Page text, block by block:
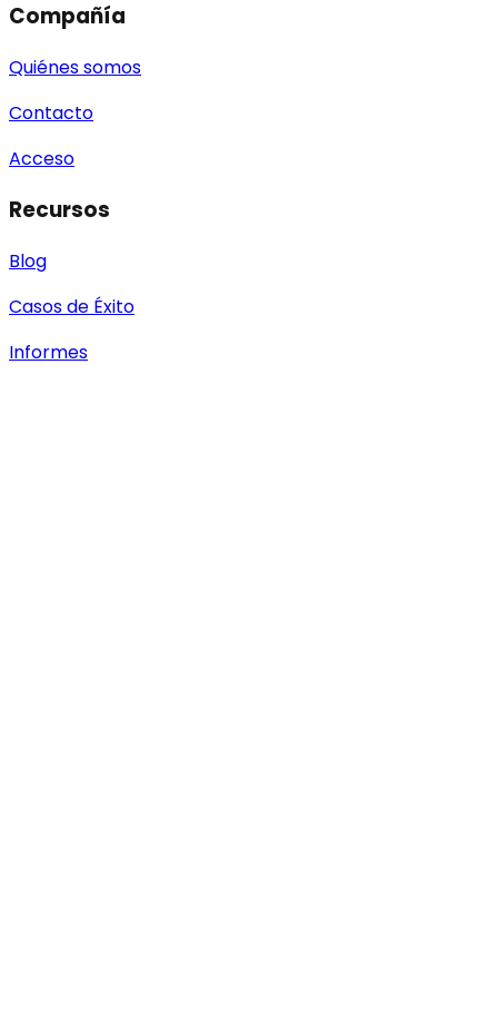
Compañía
Quiénes somos
Contacto
Acceso
Recursos
Blog
Casos de Éxito
Informes